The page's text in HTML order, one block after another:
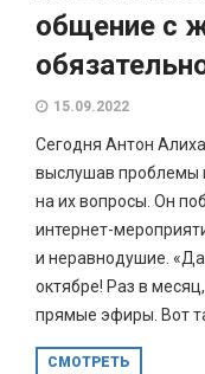
общение с
15.09.2022
Сегодня Антон
выслушав проблемы
на их вопросы. Он
интернет-
и неравнодушие.
октябре! Раз в
прямые эфиры. Вот
СМОТРЕТЬ